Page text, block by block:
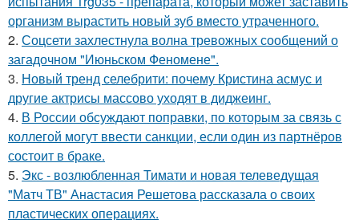
организм вырастить новый зуб вместо утраченного.
2. Соцсети захлестнула волна тревожных сообщений о
загадочном "Июньском Феномене".
3. Новый тренд селебрити: почему Кристина асмус и
другие актрисы массово уходят в диджеинг.
4. В России обсуждают поправки, по которым за связь с
коллегой могут ввести санкции, если один из партнёров
состоит в браке.
5. Экс - возлюбленная Тимати и новая телеведущая
"Матч ТВ" Анастасия Решетова рассказала о своих
пластических операциях.